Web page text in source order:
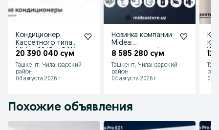
Кондиционер
Кассетного типа
Midea 60/On-Off/
20 390 040 сум
Ташкент, Чиланзарский
район
04 августа 2026 г.
Новинка компании
Midea:
Кондиционер Lotus
12 000 btu Inverter
Quatro
8 585 280 сум
Ташкент, Чиланзарский
район
04 августа 2026 г.
12
04
Похожие объявления